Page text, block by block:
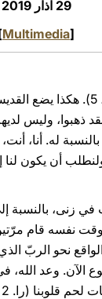
29 آذار 2019
[
Multimedia
33، 5). هكذا يضع
لقد ذهبوا،
له. أنا،
أن يكون
في زنى،
نحو الربّ
31، 18)، تمامًا كما فعل